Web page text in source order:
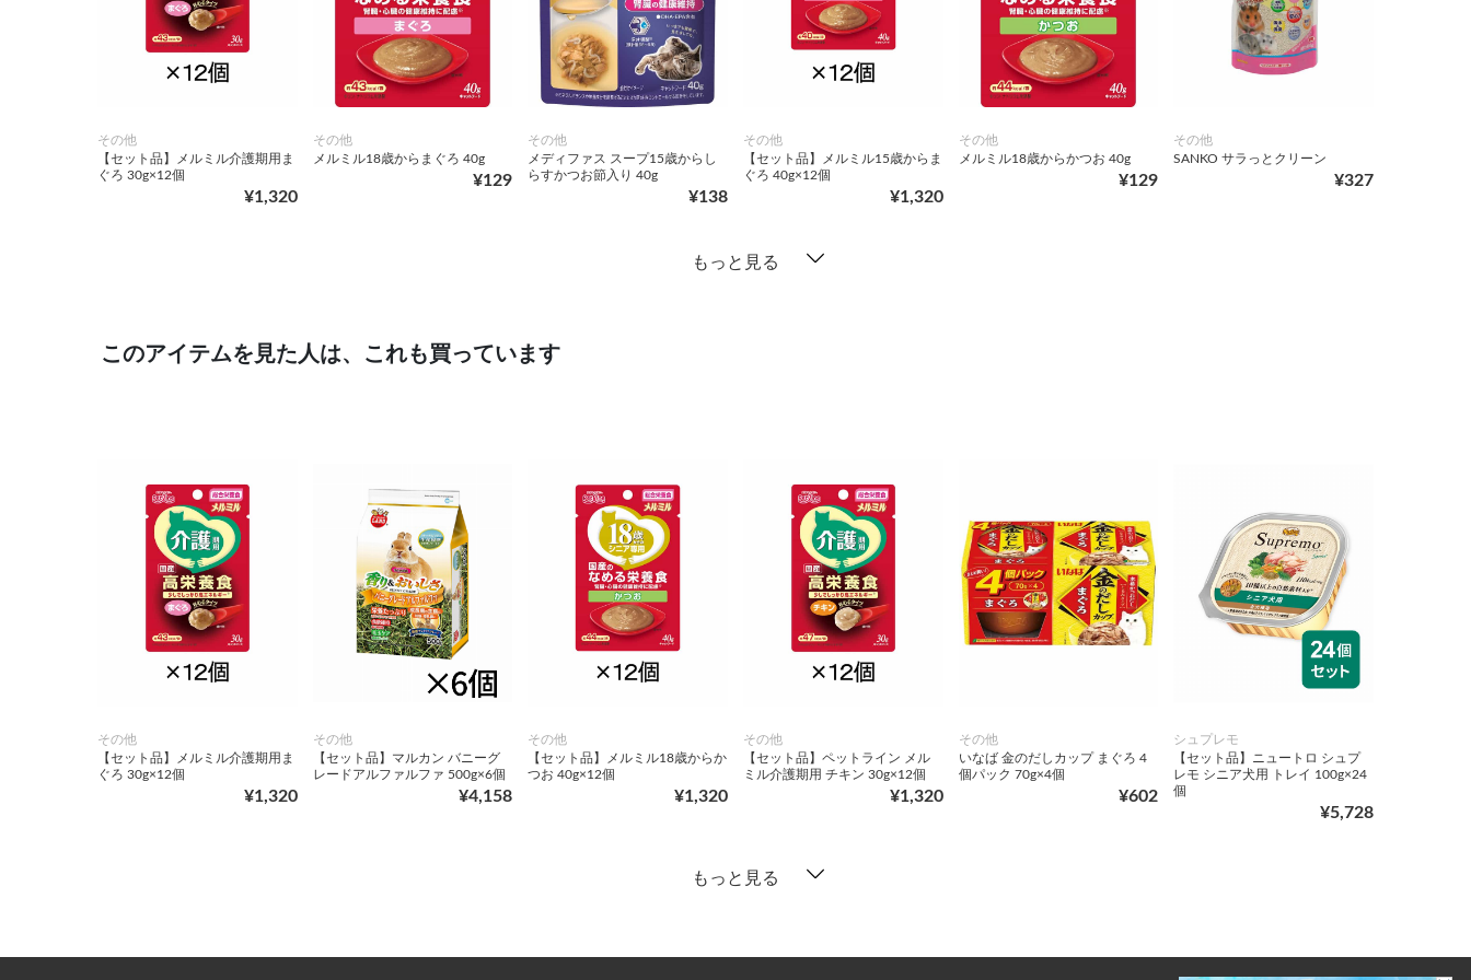
その他
【セット品】メルミル介護期用ま
ぐろ 30g×12個
¥1,320
その他
メルミル18歳からまぐろ 40g
¥129
その他
メディファス スープ15歳からし
らすかつお節入り 40g
¥138
その他
【セット品】メルミル15歳からま
ぐろ 40g×12個
¥1,320
その他
メルミル18歳からかつお 40g
¥129
その他
SANKO サラっとクリーン
¥327
もっと見る
このアイテムを見た人は、これも買っています
その他
【セット品】メルミル介護期用ま
ぐろ 30g×12個
¥1,320
その他
【セット品】マルカン バニーグ
レードアルファルファ 500g×6個
¥4,158
その他
【セット品】メルミル18歳からか
つお 40g×12個
¥1,320
その他
【セット品】ペットライン メル
ミル介護期用 チキン 30g×12個
¥1,320
その他
いなば 金のだしカップ まぐろ 4
個パック 70g×4個
¥602
シュプレモ
【セット品】ニュートロ シュプ
レモ シニア犬用 トレイ 100g×24
個
¥5,728
もっと見る